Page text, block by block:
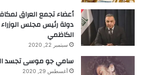
قد لا تكون هذه الطريقة مناسبة
تتضمن منح شات جي بي تي حق
البريد الإلكتروني. وإذا كنت
أعضاء تجمع العراق
دولة رئيس مجلس
الكاظمي
سبتمبر 22, 2020
سامي جو موسى تجسد
أغسطس 29, 2020